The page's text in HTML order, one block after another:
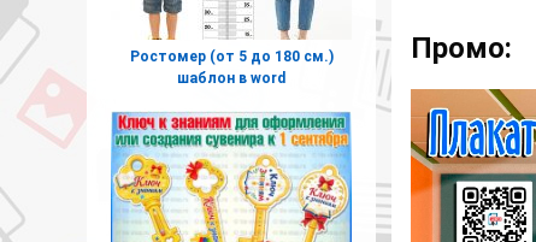
Промо:
Ростомер (от 5 до 180 см.)
шаблон в word